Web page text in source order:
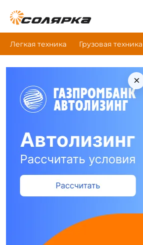
Легкая техника Грузовая техника
×
Главная |
Газовоз Камаз 53605